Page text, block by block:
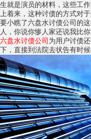
生就是演员的材料，这些工
上着来，这种讨债的方式对
要小瞧了六盘水讨债公司的
人，你说你惨人家还说我比
六盘水讨债公司 为用户讨债
下，直接到法院去状告有时